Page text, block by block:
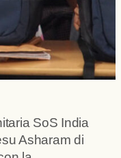
SoS India
Asharam di